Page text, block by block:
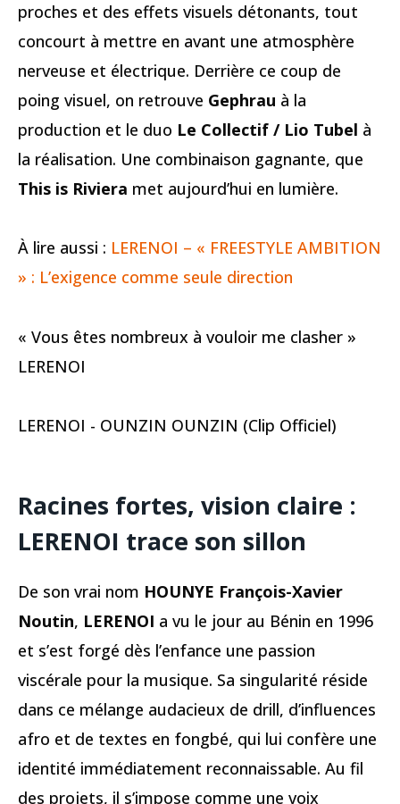
proches et des effets visuels détonants, tout
concourt à mettre en avant une atmosphère
nerveuse et électrique. Derrière ce coup de
poing visuel, on retrouve Gephrau à la
production et le duo Le Collectif / Lio Tubel à
la réalisation. Une combinaison gagnante, que
This is Riviera met aujourd’hui en lumière.
À lire aussi : LERENOI – « FREESTYLE AMBITION
» : L’exigence comme seule direction
« Vous êtes nombreux à vouloir me clasher »
LERENOI
LERENOI - OUNZIN OUNZIN (Clip Officiel)
Racines fortes, vision claire :
LERENOI trace son sillon
De son vrai nom HOUNYE François-Xavier
Noutin, LERENOI a vu le jour au Bénin en 1996
et s’est forgé dès l’enfance une passion
viscérale pour la musique. Sa singularité réside
dans ce mélange audacieux de drill, d’influences
afro et de textes en fongbé, qui lui confère une
identité immédiatement reconnaissable. Au fil
des projets, il s’impose comme une voix